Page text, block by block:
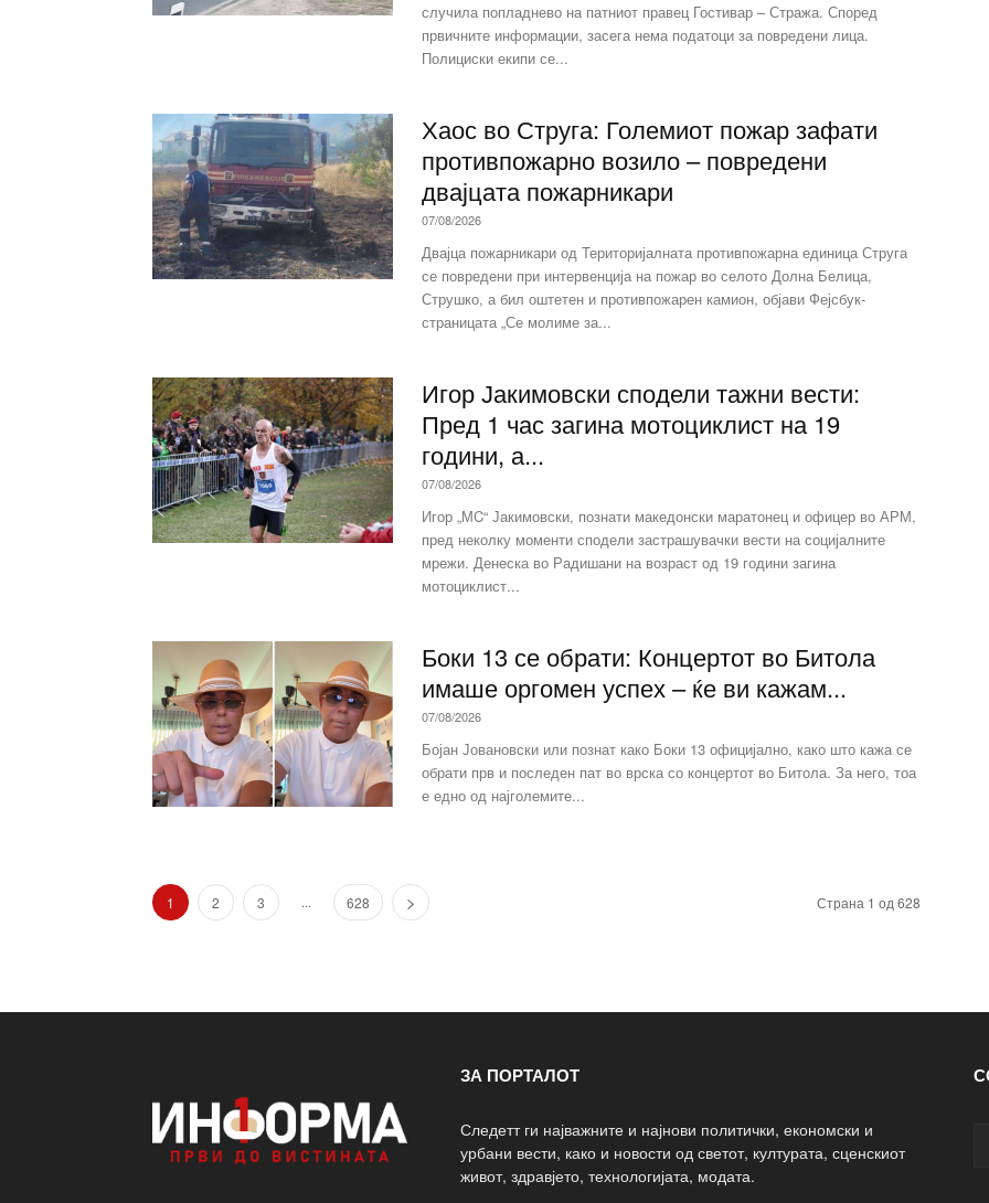
случила попладнево на патниот правец Гостивар – Стража. Според
првичните информации, засега нема податоци за повредени лица.
Полициски екипи се...
Хаос во Струга: Големиот пожар зафати
противпожарно возило – повредени
двајцата пожарникари
07/08/2026
Двајца пожарникари од Територијалната противпожарна единица Струга
се повредени при интервенција на пожар во селото Долна Белица,
Струшко, а бил оштетен и противпожарен камион, објави Фејсбук-
страницата „Се молиме за...
Игор Јакимовски сподели тажни вести:
Пред 1 час загина мотоциклист на 19
години, а...
07/08/2026
Игор „МC“ Јакимовски, познати македонски маратонец и офицер во АРМ,
пред неколку моменти сподели застрашувачки вести на социјалните
мрежи. Денеска во Радишани на возраст од 19 години загина
мотоциклист...
Боки 13 се обрати: Концертот во Битола
имаше оргомен успех – ќе ви кажам...
07/08/2026
Бојан Јовановски или познат како Боки 13 официјално, како што кажа се
обрати прв и последен пат во врска со концертот во Битола. За него, тоа
е едно од најголемите...
1 2 3 ... 628 Страна 1 од 628
ЗА ПОРТАЛОТ
Следетт ги најважните и најнови политички, економски и
урбани вести, како и новости од светот, културата, сценскиот
живот, здравјето, технологијата, модата.